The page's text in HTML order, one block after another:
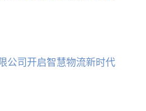
公司开启智慧物流新时代